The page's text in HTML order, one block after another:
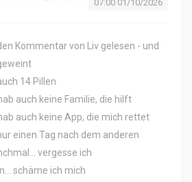
07:00 01/10/2026
Kommentar von Liv gelesen - und
14 Pillen
auch keine Familie, die hilft
auch keine App, die mich rettet
einen Tag nach dem anderen
vergesse ich
schäme ich mich